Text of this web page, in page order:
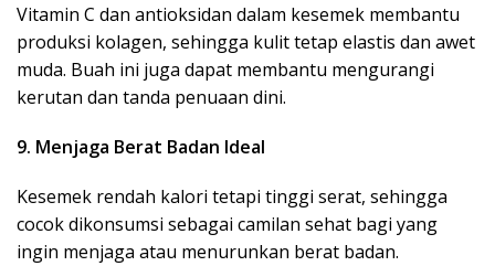
Vitamin C dan antioksidan dalam kesemek membantu
produksi kolagen, sehingga kulit tetap elastis dan awet
muda. Buah ini juga dapat membantu mengurangi
kerutan dan tanda penuaan dini.
9. Menjaga Berat Badan Ideal
Kesemek rendah kalori tetapi tinggi serat, sehingga
cocok dikonsumsi sebagai camilan sehat bagi yang
ingin menjaga atau menurunkan berat badan.